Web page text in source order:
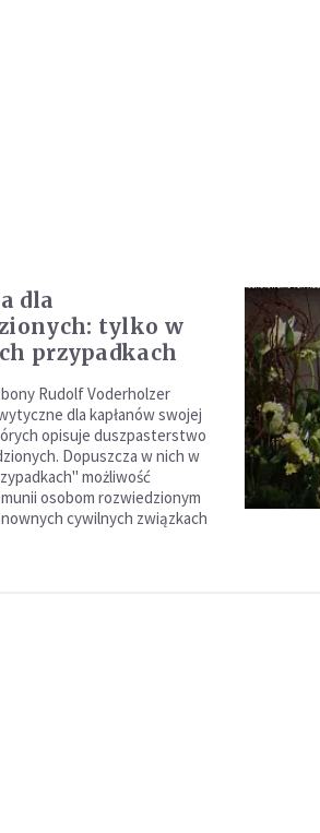
dla
tylko w
przypadkach
Rudolf Voderholzer
dla kapłanów swojej
opisuje duszpasterstwo
Dopuszcza w nich w
możliwość
osobom rozwiedzionym
cywilnych związkach